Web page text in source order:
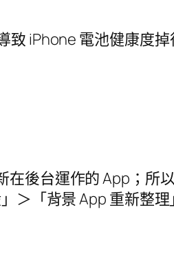
iPhone 電池健康度掉
後台運作的 App；所
＞「背景 App 重新整理